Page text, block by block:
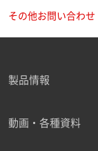
その他お問い合わせ
製品情報
動画・各種資料